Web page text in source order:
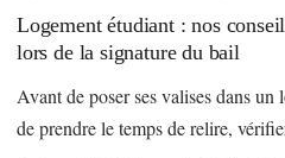
Logement étudiant : nos
lors de la signature du bail
Avant de poser ses valises dans
de prendre le temps de relire,